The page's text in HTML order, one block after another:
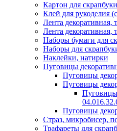
Картон для
Клей для рукоделия
Лента декоративная,
Лента декоративная,
Наборы бумаги для
Наборы для
Наклейки, натирки
Пуговицы
Пуговицы
Пуговицы
Пуговицы
Страз, микробисер,
Трафареты для